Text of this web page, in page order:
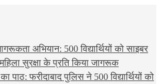
अभियान: 500 विद्यार्थियों को साइबर
सुरक्षा के प्रति किया जागरूक
पाठ: फरीदाबाद पुलिस ने 500 विद्यार्थियों को